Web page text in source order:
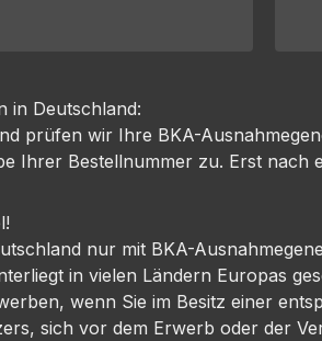
in Deutschland:
prüfen wir Ihre BKA-
Ihrer Bestellnummer zu. Erst
nur mit BKA-
in vielen Ländern Europas
wenn Sie im Besitz einer
sich vor dem Erwerb oder der